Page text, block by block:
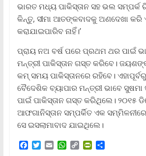
ଭାରତ ମଧ୍ୟ ପାକିସ୍ତାନ ସହ ଭଲ ସମ୍ପର୍କ
କିନ୍ତୁ, ସୀମା ଆତଙ୍କବାଦକୁ ଅଣଦେଖା କରି
କରାଯାଇପାରିବ ନାହିଁ।’
ପ୍ରାୟ ନଅ ବର୍ଷ ପରେ ପ୍ରଥମ ଥର ପାଇଁ
ମନ୍ତ୍ରୀ ପାକିସ୍ତାନ ଗସ୍ତ କରିବେ।
କମ୍ ସମୟ ପାକିସ୍ତାନରେ ରହିବେ।
ବୈଦେଶିକ ବ୍ୟାପାର ମନ୍ତ୍ରୀ ଭାବେ
ପାଇଁ ପାକିସ୍ତାନ ଗସ୍ତ କରିଥିଲେ। ୨୦୧୫
ଆଫଗାନିସ୍ତାନ ସମ୍ପର୍କିତ ଏକ
ସେ ଇସଲାମାବାଦ ଯାଇଥିଲେ।
F
T
E
W C
P
S